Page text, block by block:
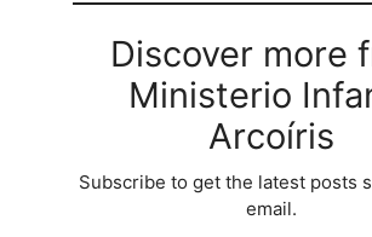
Discover more
Ministerio
Arcoíris
Subscribe to get the latest posts
email.